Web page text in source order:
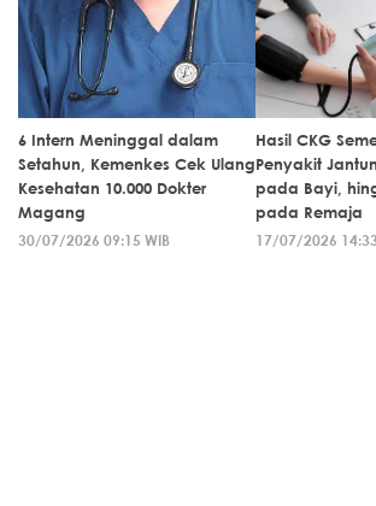
6 Intern Meninggal dalam
Setahun, Kemenkes Cek Ulang
Kesehatan 10.000 Dokter
Magang
30/07/2026 09:15 WIB
Hasil CKG
Penyakit
pada Bayi,
pada Remaja
17/07/2026